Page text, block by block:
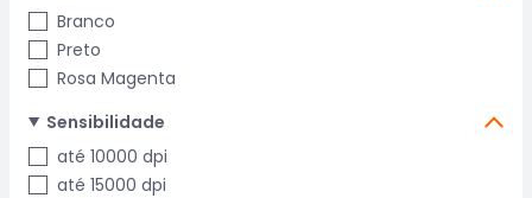
Branco
Preto
Rosa Magenta
Sensibilidade
até 10000 dpi
até 15000 dpi